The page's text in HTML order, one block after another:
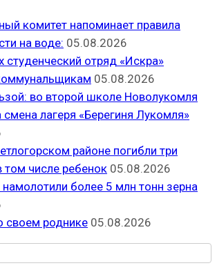
комитет напоминает правила
на воде: 05.08.2026
студенческий отряд «Искра»
05.08.2026
во второй школе Новолукомля
смена лагеря «Берегиня Лукомля»
районе погибли три
том числе ребенок 05.08.2026
намолотили более 5 млн тонн зерна
своем роднике 05.08.2026